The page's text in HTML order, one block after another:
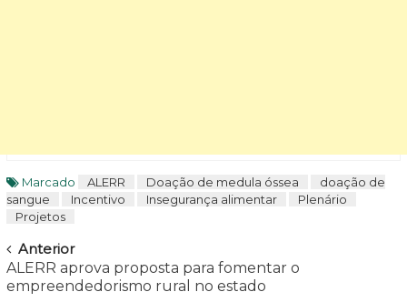
Marcado ALERR Doação de medula óssea
doação de
sangue
Incentivo Insegurança alimentar
Plenário
Projetos
Navegar
Anterior
ALERR aprova proposta para fomentar o
empreendedorismo rural no estado